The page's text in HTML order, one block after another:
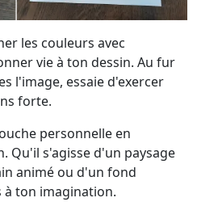
les couleurs avec
vie à ton dessin. Au fur
l'image, essaie d'exercer
forte.
personnelle en
Qu'il s'agisse d'un paysage
animé ou d'un fond
à ton imagination.